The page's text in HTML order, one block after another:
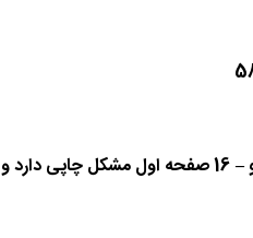
وضعیت : درحد نو – 16 صفحه اول مشکل چاپی دارد و